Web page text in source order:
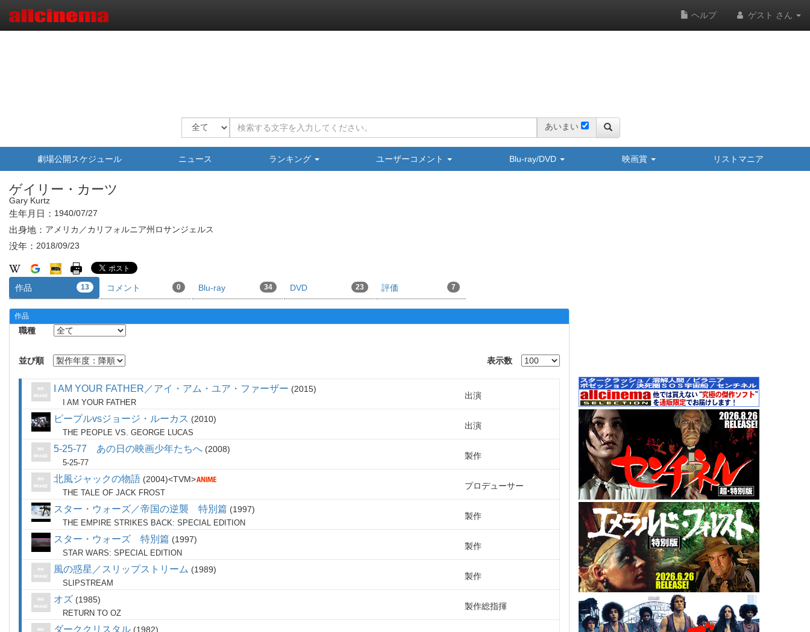
ヘルプ ゲスト さん
あいまい
劇場公開スケジュール ニュース ランキング ユーザーコメント Blu-ray/DVD 映画賞 リストマニア
ゲイリー・カーツ
Gary Kurtz
生年月日： 1940/07/27
出身地： アメリカ／カリフォルニア州ロサンジェルス
没年： 2018/09/23
作品 13 コメント 0 Blu-ray 34 DVD 23 評価 7
作品
職種
並び順 表示数
I AM YOUR FATHER／アイ・アム・ユア・ファーザー 2015
I AM YOUR FATHER
出演
ピープルvsジョージ・ルーカス 2010
THE PEOPLE VS. GEORGE LUCAS
出演
5-25-77 あの日の映画少年たちへ 2008
5-25-77
製作
北風ジャックの物語 2004 TVM
THE TALE OF JACK FROST
プロデューサー
スター・ウォーズ／帝国の逆襲 特別篇 1997
THE EMPIRE STRIKES BACK: SPECIAL EDITION
製作
スター・ウォーズ 特別篇 1997
STAR WARS: SPECIAL EDITION
製作
風の惑星／スリップストリーム 1989
SLIPSTREAM
製作
オズ 1985
RETURN TO OZ
製作総指揮
ダーククリスタル 1982